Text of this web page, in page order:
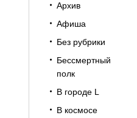
Архив
Афиша
Без рубрики
Бессмертный
полк
В городе L
В космосе